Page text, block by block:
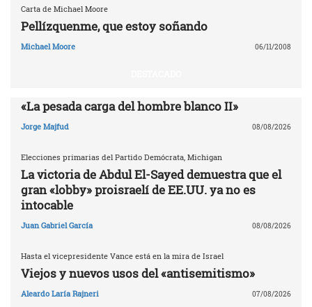
Carta de Michael Moore
Pellízquenme, que estoy soñando
Michael Moore 06/11/2008
«La pesada carga del hombre blanco II»
Jorge Majfud 08/08/2026
Elecciones primarias del Partido Demócrata, Michigan
La victoria de Abdul El-Sayed demuestra que el
gran «lobby» proisraelí de EE.UU. ya no es
intocable
Juan Gabriel García 08/08/2026
Hasta el vicepresidente Vance está en la mira de Israel
Viejos y nuevos usos del «antisemitismo»
Aleardo Laría Rajneri 07/08/2026